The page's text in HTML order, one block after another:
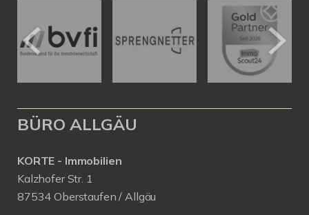
BÜRO ALLGÄU
KORTE - Immobilien
Kalzhofer Str. 1
87534 Oberstaufen / Allgäu